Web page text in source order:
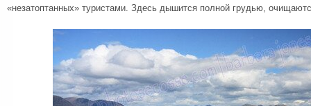
«незатоптанных» туристами. Здесь дышится полной грудью,